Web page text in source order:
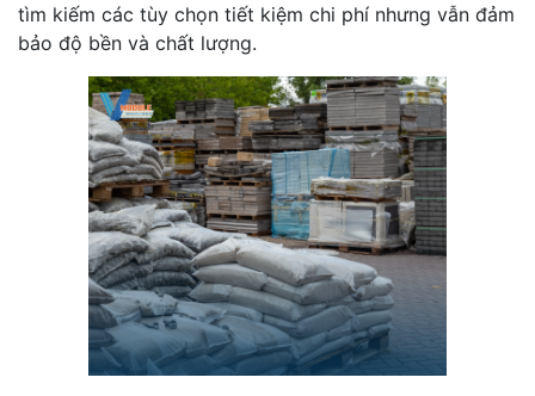
tìm kiếm các tùy chọn tiết kiệm chi phí nhưng vẫn đảm
bảo độ bền và chất lượng.